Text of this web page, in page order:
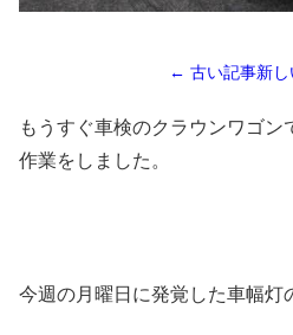
← 古い記事新
もうすぐ車検のクラウンワゴ
作業をしました。
今週の月曜日に発覚した車幅灯